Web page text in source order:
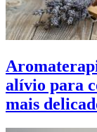
alívio para
mais